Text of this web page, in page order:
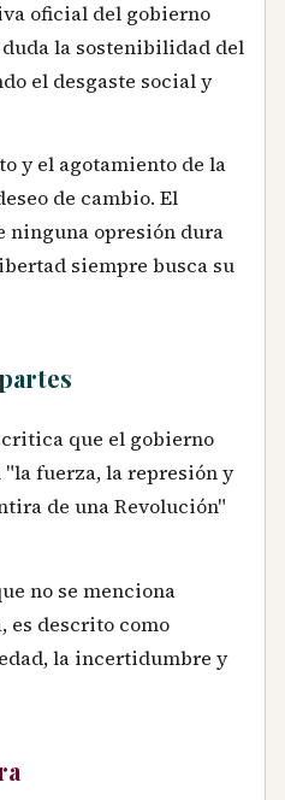
oficial del gobierno
duda la sostenibilidad del
el desgaste social y
y el agotamiento de la
de cambio. El
ninguna opresión dura
siempre busca su
que el gobierno
"la fuerza, la represión y
de una Revolución"
no se menciona
es descrito como
la incertidumbre y